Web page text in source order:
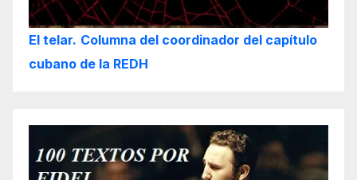
El telar. Columna del coordinador del capítulo
cubano de la REDH